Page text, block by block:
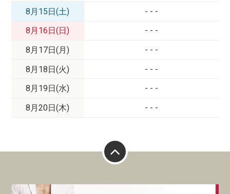
8月15日(土)
- - -
8月16日(日)
- - -
8月17日(月)
- - -
8月18日(火)
- - -
8月19日(水)
- - -
8月20日(木)
- - -